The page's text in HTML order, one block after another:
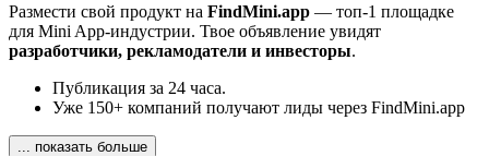
Размести свой продукт на FindMini.app — топ-1 площадке
для Mini App-индустрии. Твое объявление увидят
разработчики, рекламодатели и инвесторы.
Публикация за 24 часа.
Уже 150+ компаний получают лиды через FindMini.app
... показать больше